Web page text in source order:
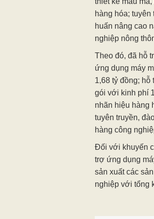
hàng hóa;
huấn nâng cao
nghiệp nông
Theo đó, đã hỗ
ứng dụng máy
1,68 tỷ đồng; hỗ
gói với kinh phí
nhãn hiệu hàng
tuyên truyền,
hàng công
Đối với khuyến
trợ ứng dụng
sản xuất các
nghiệp với tổng